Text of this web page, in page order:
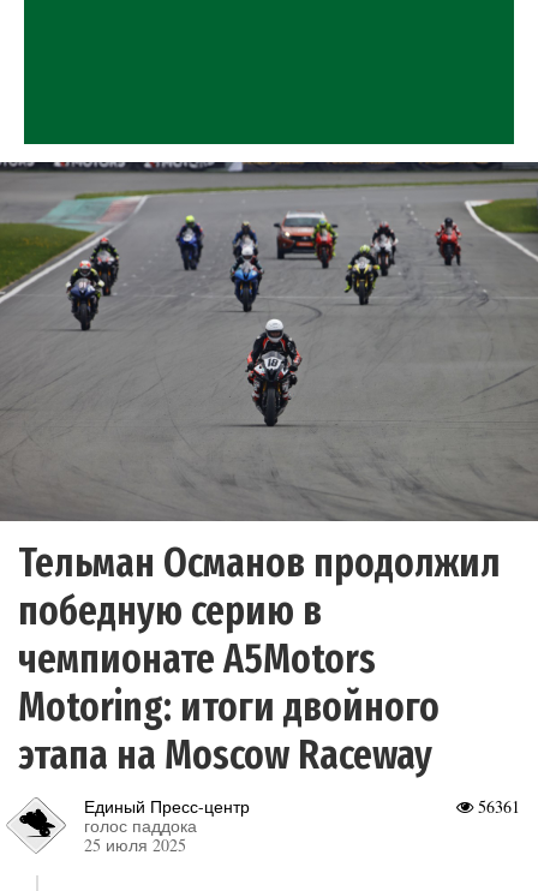
Тельман Османов продолжил
победную серию в
чемпионате A5Motors
Motoring: итоги двойного
этапа на Moscow Raceway
56361
Единый Пресс-центр
голос паддока
25 июля 2025